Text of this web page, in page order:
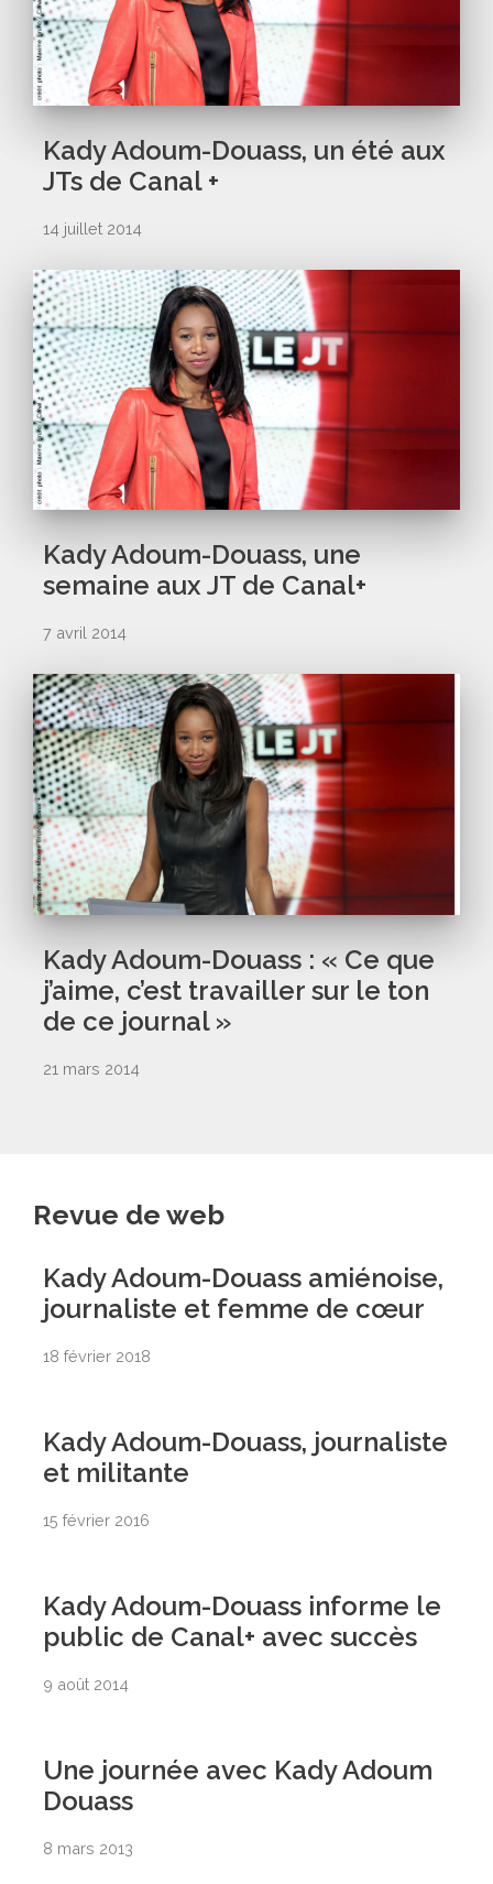
Kady Adoum-Douass, un été aux
JTs de Canal +
14 juillet 2014
Kady Adoum-Douass, une
semaine aux JT de Canal+
7 avril 2014
Kady Adoum-Douass : « Ce que
j’aime, c’est travailler sur le ton
de ce journal »
21 mars 2014
Revue de web
Kady Adoum-Douass amiénoise,
journaliste et femme de cœur
18 février 2018
Kady Adoum-Douass, journaliste
et militante
15 février 2016
Kady Adoum-Douass informe le
public de Canal+ avec succès
9 août 2014
Une journée avec Kady Adoum
Douass
8 mars 2013